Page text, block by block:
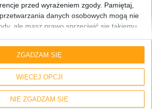
przed wyrażeniem zgody. Pamiętaj,
danych osobowych mogą nie
ale masz prawo sprzeciwić się takiemu
w dowolnym momencie zmienić swoje
zgodę, wracając na tę stronę i klikając
na dole strony.
WIĘCEJ OPCJI
NIE ZGADZAM SIĘ
ZGADZAM SIĘ
można mieć za nową
RTX 4090?